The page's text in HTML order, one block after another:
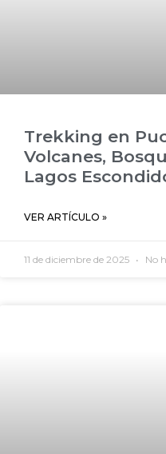
Trekking en
Volcanes,
Lagos
VER ARTÍCULO »
11 de diciembre de 2025 No